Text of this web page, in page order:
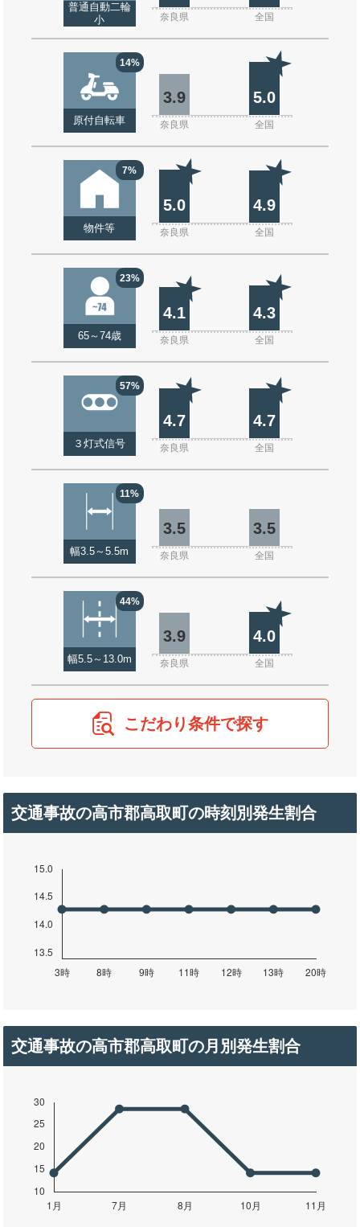
普通自動二輪
小
奈良県 全国
14%
原付自転車
3.9 5.0
奈良県 全国
7%
物件等
5.0 4.9
奈良県 全国
23%
65～74歳
4.1 4.3
奈良県 全国
57%
３灯式信号
4.7 4.7
奈良県 全国
11%
幅3.5～5.5m
3.5 3.5
奈良県 全国
44%
幅5.5～13.0m
3.9 4.0
奈良県 全国
こだわり条件で探す
交通事故の高市郡高取町の時刻別発生割合
交通事故の高市郡高取町の月別発生割合